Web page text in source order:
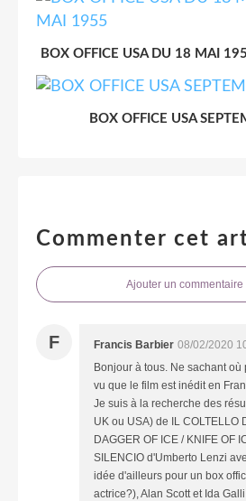
BOX OFFICE USA DU 18 MAI
BOX OFFICE USA
Commenter cet
Ajouter un commentaire
F Francis Barbier 08/02/2020
Bonjour à tous. Ne sachant où
vu que le film est inédit en
Je suis à la recherche des
UK ou USA) de IL COLTELLO
DAGGER OF ICE / KNIFE OF
SILENCIO d'Umberto Lenzi
idée d'ailleurs pour un box
actrice?), Alan Scott et Ida